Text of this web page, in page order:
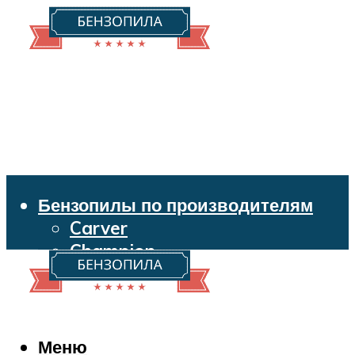
Бензопилы по производителям
Carver
Champion
Echo
Husqvarna
Makita
Меню